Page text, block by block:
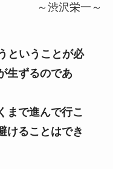
～渋沢栄一～
ということが必
生ずるのであ
まで進んで行こ
けることはでき